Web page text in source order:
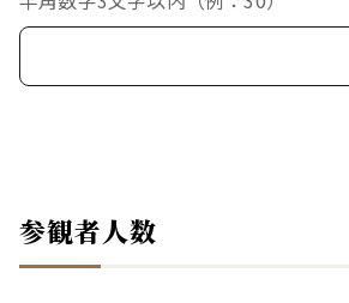
参観者人数